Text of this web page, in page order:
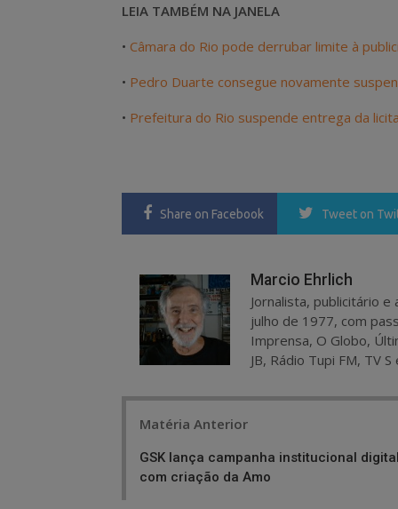
LEIA TAMBÉM NA JANELA
• Câmara do Rio pode derrubar limite à
• Pedro Duarte consegue novamente
• Prefeitura do Rio suspende entrega da
Share on Facebook Tweet on
Marcio Ehrlich
Jornalista, publicitário
julho de 1977, com
Imprensa, O Globo,
JB, Rádio Tupi FM, TV S
Matéria Anterior
GSK lança campanha institucional digital
com criação da Amo